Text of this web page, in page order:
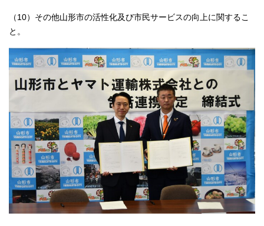
（10）その他山形市の活性化及び市民サービスの向上に関するこ
と。